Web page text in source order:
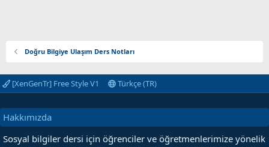
Doğru Bilgiye Ulaşım Ders Notları
[XenGenTr] Free Style V1 Türkçe (TR)
Hakkımızda
Sosyal bilgiler dersi için öğrenciler ve öğretmenlerimize yönelik